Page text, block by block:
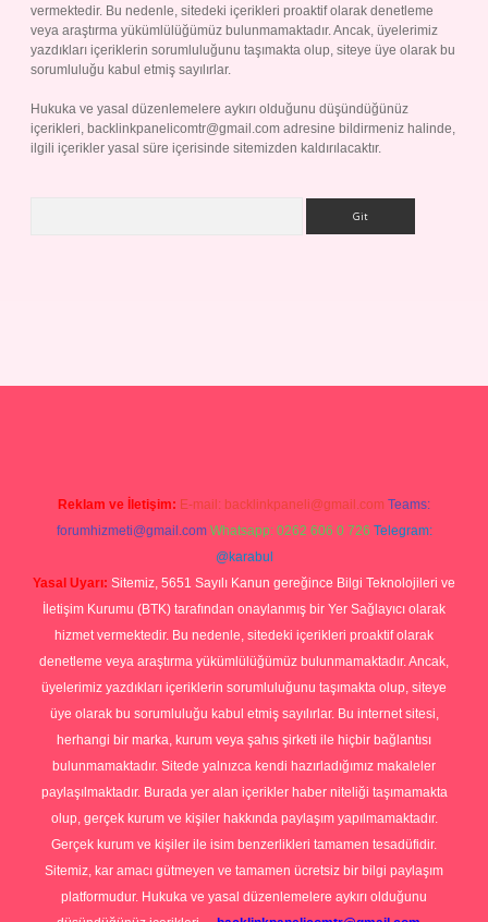
vermektedir. Bu nedenle, sitedeki içerikleri proaktif olarak denetleme
veya araştırma yükümlülüğümüz bulunmamaktadır. Ancak, üyelerimiz
yazdıkları içeriklerin sorumluluğunu taşımakta olup, siteye üye olarak bu
sorumluluğu kabul etmiş sayılırlar.
Hukuka ve yasal düzenlemelere aykırı olduğunu düşündüğünüz
içerikleri, backlinkpanelicomtr@gmail.com adresine bildirmeniz halinde,
ilgili içerikler yasal süre içerisinde sitemizden kaldırılacaktır.
Reklam ve İletişim: E-mail: backlinkpaneli@gmail.com Teams:
forumhizmeti@gmail.com Whatsapp: 0262 606 0 726 Telegram:
@karabul
Yasal Uyarı: Sitemiz, 5651 Sayılı Kanun gereğince Bilgi Teknolojileri ve
İletişim Kurumu (BTK) tarafından onaylanmış bir Yer Sağlayıcı olarak
hizmet vermektedir. Bu nedenle, sitedeki içerikleri proaktif olarak
denetleme veya araştırma yükümlülüğümüz bulunmamaktadır. Ancak,
üyelerimiz yazdıkları içeriklerin sorumluluğunu taşımakta olup, siteye
üye olarak bu sorumluluğu kabul etmiş sayılırlar. Bu internet sitesi,
herhangi bir marka, kurum veya şahıs şirketi ile hiçbir bağlantısı
bulunmamaktadır. Sitede yalnızca kendi hazırladığımız makaleler
paylaşılmaktadır. Burada yer alan içerikler haber niteliği taşımamakta
olup, gerçek kurum ve kişiler hakkında paylaşım yapılmamaktadır.
Gerçek kurum ve kişiler ile isim benzerlikleri tamamen tesadüfidir.
Sitemiz, kar amacı gütmeyen ve tamamen ücretsiz bir bilgi paylaşım
platformudur. Hukuka ve yasal düzenlemelere aykırı olduğunu